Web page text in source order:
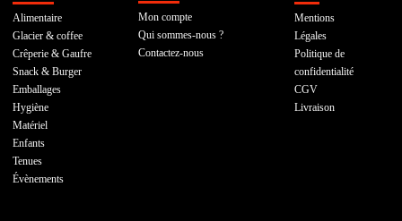
Alimentaire
Glacier & coffee
Crêperie & Gaufre
Snack & Burger
Emballages
Hygiène
Matériel
Enfants
Tenues
Évènements
Mon compte
Qui sommes-nous ?
Contactez-nous
Mentions
Légales
Politique de
confidentialité
CGV
Livraison